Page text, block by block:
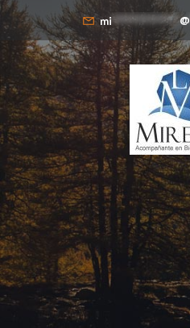
mi**************@